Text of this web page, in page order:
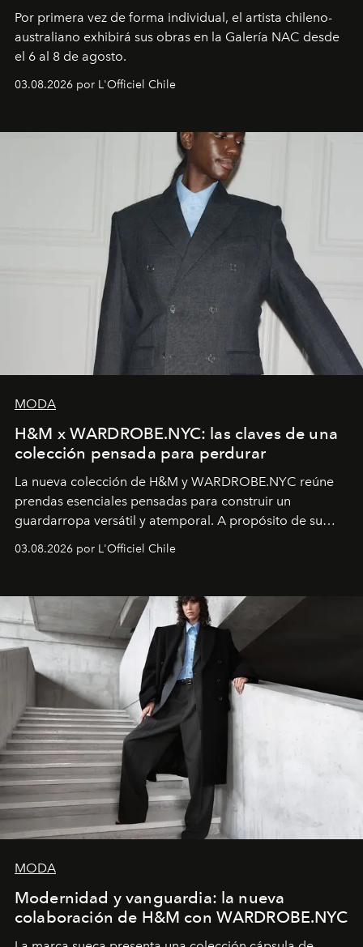
Por primera vez de forma individual, el artista chileno-
australiano exhibirá sus obras en la Galería NAC desde
el 6 al 8 de agosto.
03.08.2026 por L'Officiel Chile
MODA
H&M x WARDROBE.NYC: las claves de una
colección pensada para perdurar
La nueva colección de H&M y WARDROBE.NYC reúne
prendas esenciales pensadas para construir un
guardarropa versátil y atemporal. A propósito de su
lanzamiento, los fundadores de la firma neoyorquina y
la asesora creativa y jefa de diseño global de la marca
y la filosofía detrás de la propuesta.
03.08.2026 por L'Officiel Chile
MODA
Modernidad y vanguardia: la nueva
colaboración de H&M con WARDROBE.NYC